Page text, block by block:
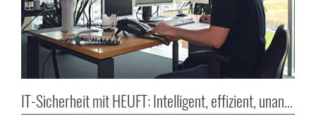
IT-Sicherheit mit HEUFT: Intelligent, effizient, unangreifbar